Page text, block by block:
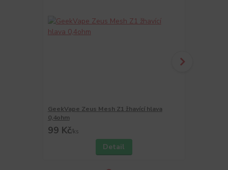
GeekVape Zeus Mesh Z1 žhavící hlava
0,4ohm
99 Kč/ks
Detail